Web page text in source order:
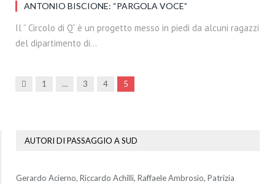
ANTONIO BISCIONE: “PARGOLA VOCE”
Il ” Circolo di Q” è un progetto messo in piedi da alcuni ragazzi
del dipartimento di…
Precedenti
1 … 3 4 5
AUTORI DI PASSAGGIO A SUD
Gerardo Acierno, Riccardo Achilli, Raffaele Ambrosio, Patrizia